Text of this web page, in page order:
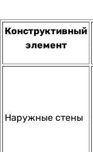
Конструктивный
элемент
Наружные стены